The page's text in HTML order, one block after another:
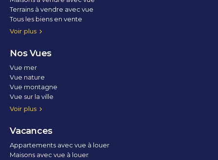
Voir plus
Terrains à vendre avec vue
Tous les biens en vente
Nos Vues
Voir plus
Vue mer
Vue nature
Vue montagne
Vue sur la ville
Vue parc
Vue fleuve
Vue lac
Vue marina / port
Vacances
Appartements avec vue à louer
Maisons avec vue à louer